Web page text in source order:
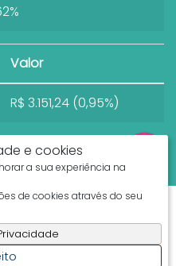
e cookies
a sua experiência na
de cookies através do seu
Valor
R$ 3.151,24 (0,95%)
Imobiliária